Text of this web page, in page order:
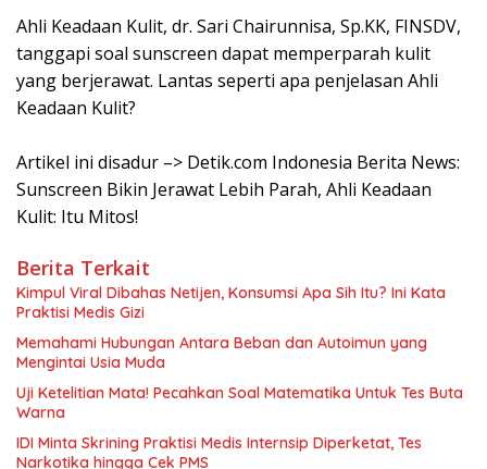
Ahli Keadaan Kulit, dr. Sari Chairunnisa, Sp.KK, FINSDV,
tanggapi soal sunscreen dapat memperparah kulit
yang berjerawat. Lantas seperti apa penjelasan Ahli
Keadaan Kulit?
Artikel ini disadur –> Detik.com Indonesia Berita News:
Sunscreen Bikin Jerawat Lebih Parah, Ahli Keadaan
Kulit: Itu Mitos!
Berita Terkait
Kimpul Viral Dibahas Netijen, Konsumsi Apa Sih Itu? Ini Kata
Praktisi Medis Gizi
Memahami Hubungan Antara Beban dan Autoimun yang
Mengintai Usia Muda
Uji Ketelitian Mata! Pecahkan Soal Matematika Untuk Tes Buta
Warna
IDI Minta Skrining Praktisi Medis Internsip Diperketat, Tes
Narkotika hingga Cek PMS